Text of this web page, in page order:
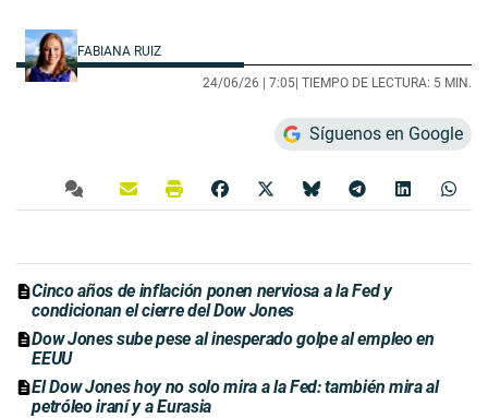
FABIANA RUIZ
24/06/26 | 7:05| TIEMPO DE LECTURA: 5 MIN.
Síguenos en Google
Cinco años de inflación ponen nerviosa a la Fed y
condicionan el cierre del Dow Jones
Dow Jones sube pese al inesperado golpe al empleo en
EEUU
El Dow Jones hoy no solo mira a la Fed: también mira al
petróleo iraní y a Eurasia